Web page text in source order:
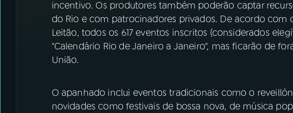
incentivo. Os produtores também poderão captar
do Rio e com patrocinadores privados. De acordo com
Leitão, todos os 617 eventos inscritos (considerados
"Calendário Rio de Janeiro a Janeiro", mas ficarão de
União.
O apanhado inclui eventos tradicionais como o
novidades como festivais de bossa nova, de música